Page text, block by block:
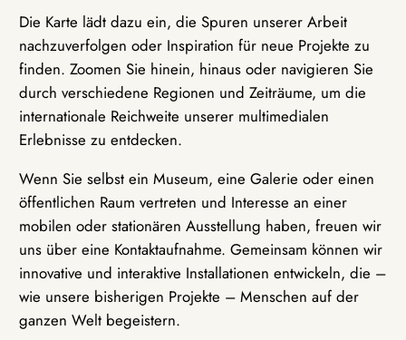
Die Karte lädt dazu ein, die Spuren unserer Arbeit
nachzuverfolgen oder Inspiration für neue Projekte zu
finden. Zoomen Sie hinein, hinaus oder navigieren Sie
durch verschiedene Regionen und Zeiträume, um die
internationale Reichweite unserer multimedialen
Erlebnisse zu entdecken.
Wenn Sie selbst ein Museum, eine Galerie oder einen
öffentlichen Raum vertreten und Interesse an einer
mobilen oder stationären Ausstellung haben, freuen wir
uns über eine Kontaktaufnahme. Gemeinsam können wir
innovative und interaktive Installationen entwickeln, die –
wie unsere bisherigen Projekte – Menschen auf der
ganzen Welt begeistern.